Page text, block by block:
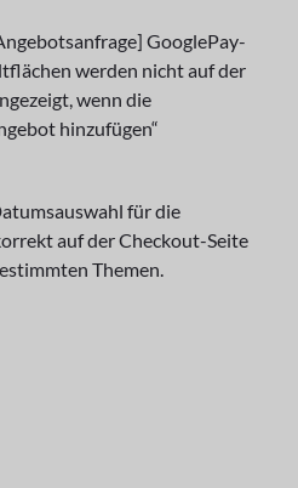
GooglePay-
werden nicht auf der
wenn die
hinzufügen“
für die
auf der Checkout-Seite
Themen.